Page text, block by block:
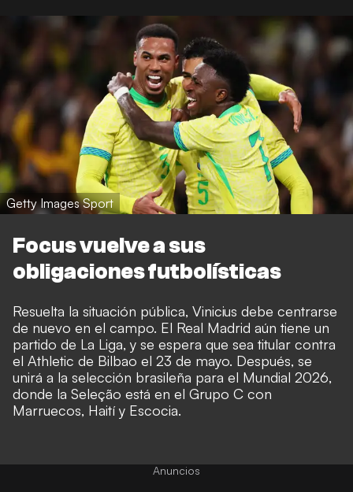
Getty Images Sport
Focus vuelve a sus
obligaciones futbolísticas
Resuelta la situación pública, Vinicius debe centrarse
de nuevo en el campo. El Real Madrid aún tiene un
partido de La Liga, y se espera que sea titular contra
el Athletic de Bilbao el 23 de mayo. Después, se
unirá a la selección brasileña para el Mundial 2026,
donde la Seleção está en el Grupo C con
Marruecos, Haití y Escocia.